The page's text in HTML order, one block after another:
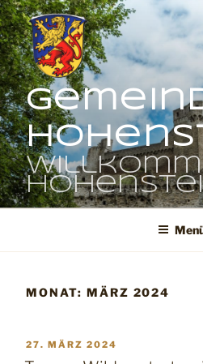
Zum
Inhalt
springen
MONAT: MÄRZ 2024
VERÖFFENTLICHT
27. MÄRZ 2024